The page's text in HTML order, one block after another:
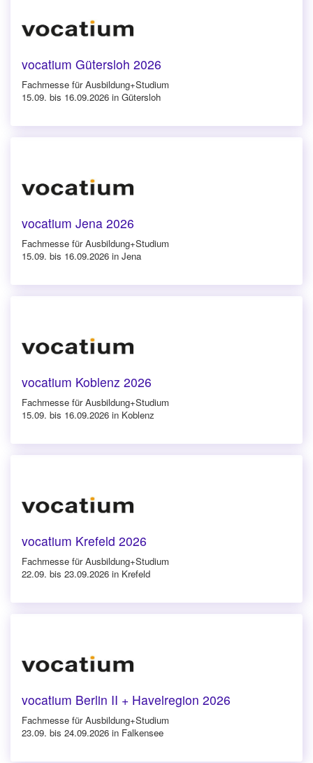
vocatium Gütersloh 2026
Fachmesse für Ausbildung+Studium
15.09. bis 16.09.2026 in Gütersloh
vocatium Jena 2026
Fachmesse für Ausbildung+Studium
15.09. bis 16.09.2026 in Jena
vocatium Koblenz 2026
Fachmesse für Ausbildung+Studium
15.09. bis 16.09.2026 in Koblenz
vocatium Krefeld 2026
Fachmesse für Ausbildung+Studium
22.09. bis 23.09.2026 in Krefeld
vocatium Berlin II + Havelregion 2026
Fachmesse für Ausbildung+Studium
23.09. bis 24.09.2026 in Falkensee